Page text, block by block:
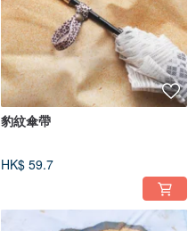
豹紋傘帶
HK$ 59.7